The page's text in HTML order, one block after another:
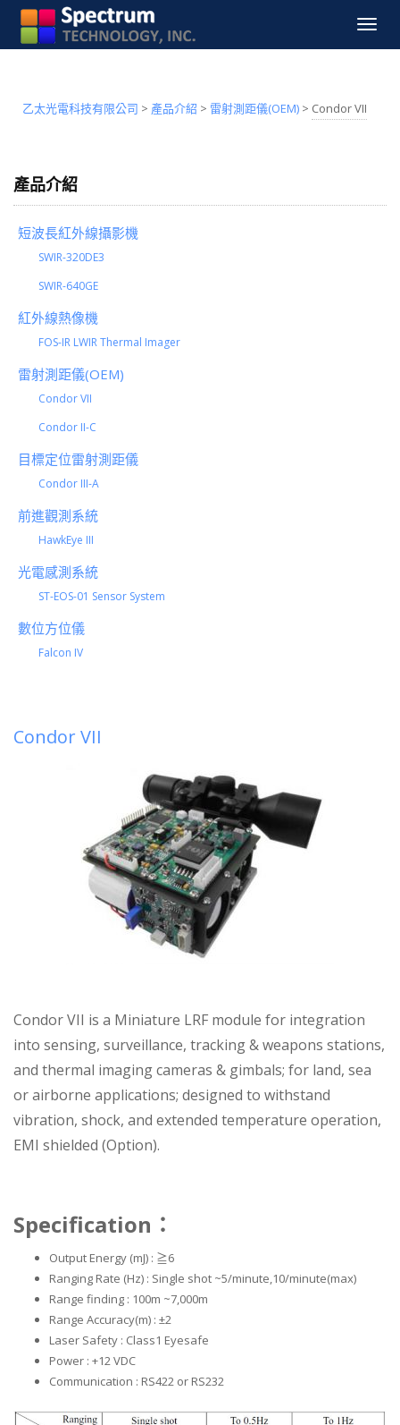
Toggle
乙太光電科技有限公司 > 產品介紹 > 雷射測距儀(OEM) > Condor VII
產品介紹
短波長紅外線攝影機
SWIR-320DE3
SWIR-640GE
紅外線熱像機
FOS-IR LWIR Thermal Imager
雷射測距儀(OEM)
Condor VII
Condor II-C
目標定位雷射測距儀
Condor III-A
前進觀測系統
HawkEye III
光電感測系統
ST-EOS-01 Sensor System
數位方位儀
Falcon IV
Condor VII
Condor VII is a Miniature LRF module for integration
into sensing, surveillance, tracking & weapons stations,
and thermal imaging cameras & gimbals; for land, sea
or airborne applications; designed to withstand
vibration, shock, and extended temperature operation,
EMI shielded (Option).
Specification ：
Output Energy (mJ) : ≧6
Ranging Rate (Hz) : Single shot ~5/minute,10/minute(max)
Range finding : 100m ~7,000m
Range Accuracy(m) : ±2
Laser Safety : Class1 Eyesafe
Power : +12 VDC
Communication : RS422 or RS232